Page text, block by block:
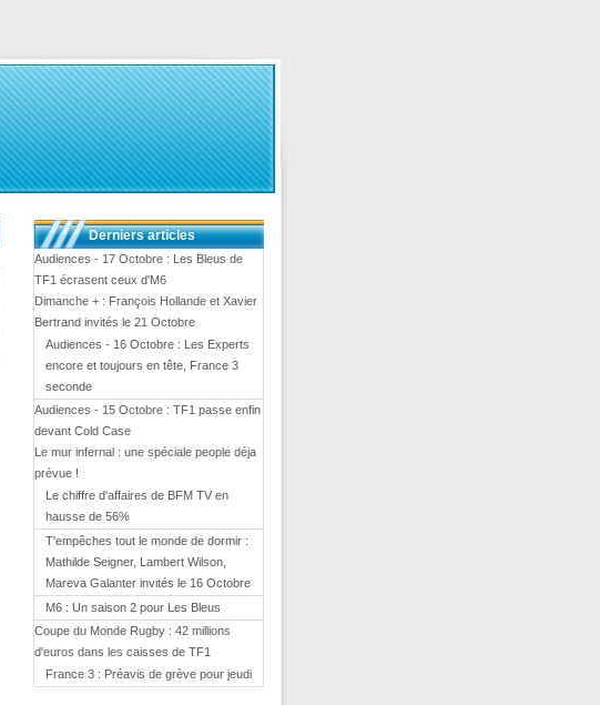
Derniers articles
Audiences - 17 Octobre : Les Bleus de
TF1 écrasent ceux d'M6
Dimanche + : François Hollande et Xavier
Bertrand invités le 21 Octobre
Audiences - 16 Octobre : Les Experts
encore et toujours en tête, France 3
seconde
Audiences - 15 Octobre : TF1 passe enfin
devant Cold Case
Le mur infernal : une spéciale people déja
prévue !
Le chiffre d'affaires de BFM TV en
hausse de 56%
T'empêches tout le monde de dormir :
Mathilde Seigner, Lambert Wilson,
Mareva Galanter invités le 16 Octobre
M6 : Un saison 2 pour Les Bleus
Coupe du Monde Rugby : 42 millions
d'euros dans les caisses de TF1
France 3 : Préavis de grève pour jeudi